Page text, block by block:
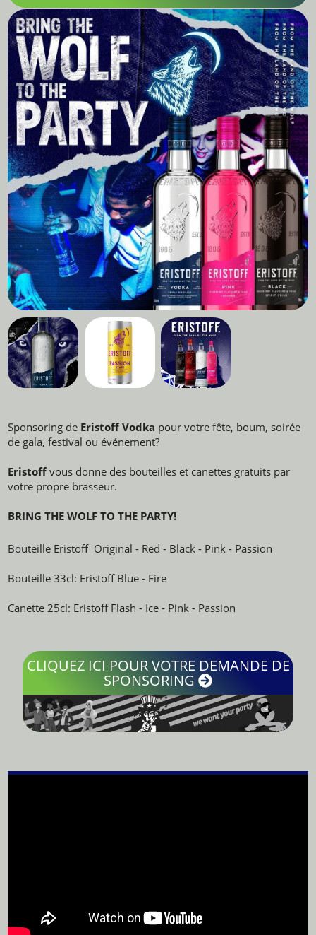
Sponsoring de Eristoff Vodka pour votre fête, boum, soirée
de gala, festival ou événement?
Eristoff vous donne des bouteilles et canettes gratuits par
votre propre brasseur.
BRING THE WOLF TO THE PARTY!
Bouteille Eristoff Original - Red - Black - Pink - Passion
Bouteille 33cl: Eristoff Blue - Fire
Canette 25cl: Eristoff Flash - Ice - Pink - Passion
CLIQUEZ ICI POUR VOTRE DEMANDE DE
SPONSORING